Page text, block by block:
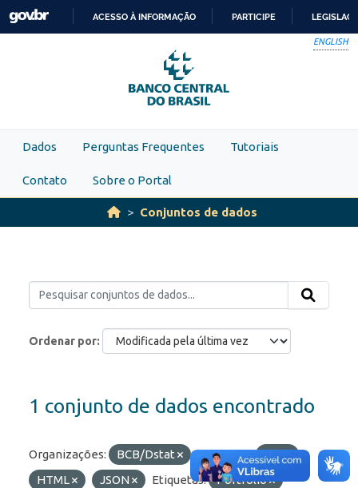
Skip to main content
PARA
O
CONTEÚDO
ACESSO À INFORMAÇÃO PARTICIPE
ENGLISH
Dados Perguntas Frequentes Tutoriais
Contato Sobre o Portal
Conjuntos de dados
Ordenar por
1 conjunto de dados encontrado
Organizações: BCB/Dstat Formatos:
API
HTML
JSON Etiquetas:
Portfólio